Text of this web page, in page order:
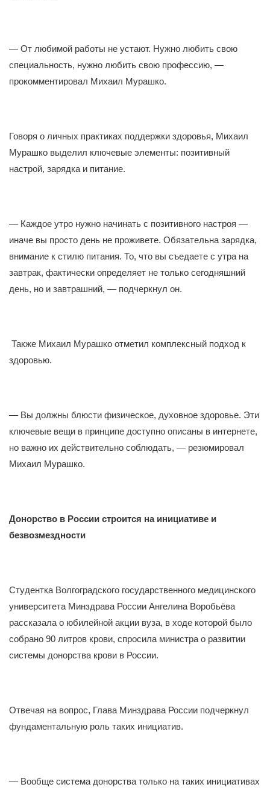
— От любимой работы не устают. Нужно любить свою
специальность, нужно любить свою профессию, —
прокомментировал Михаил Мурашко.
Говоря о личных практиках поддержки здоровья, Михаил
Мурашко выделил ключевые элементы: позитивный
настрой, зарядка и питание.
— Каждое утро нужно начинать с позитивного настроя —
иначе вы просто день не проживете. Обязательна зарядка,
внимание к стилю питания. То, что вы съедаете с утра на
завтрак, фактически определяет не только сегодняшний
день, но и завтрашний, — подчеркнул он.
Также Михаил Мурашко отметил комплексный подход к
здоровью.
— Вы должны блюсти физическое, духовное здоровье. Эти
ключевые вещи в принципе доступно описаны в интернете,
но важно их действительно соблюдать, — резюмировал
Михаил Мурашко.
Донорство в России строится на инициативе и
безвозмездности
Студентка Волгоградского государственного медицинского
университета Минздрава России Ангелина Воробьёва
рассказала о юбилейной акции вуза, в ходе которой было
собрано 90 литров крови, спросила министра о развитии
системы донорства крови в России.
Отвечая на вопрос, Глава Минздрава России подчеркнул
фундаментальную роль таких инициатив.
— Вообще система донорства только на таких инициативах